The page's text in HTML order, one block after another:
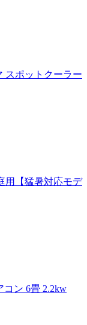
スポットクーラー
用【猛暑対応モデ
コン 6畳 2.2kw